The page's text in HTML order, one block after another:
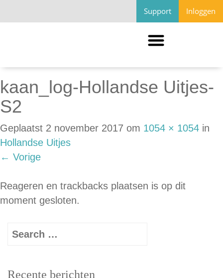
Support Inloggen
kaan_log-Hollandse Uitjes-
S2
Geplaatst 2 november 2017 om 1054 × 1054 in
Hollandse Uitjes
← Vorige
Reageren en trackbacks plaatsen is op dit
moment gesloten.
Recente berichten